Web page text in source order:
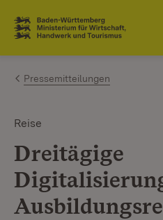
Zum Inhalt springen
Link zur Startseite
Pressemitteilungen
Reise
Dreitägige